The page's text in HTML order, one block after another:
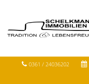
0361 / 24036202